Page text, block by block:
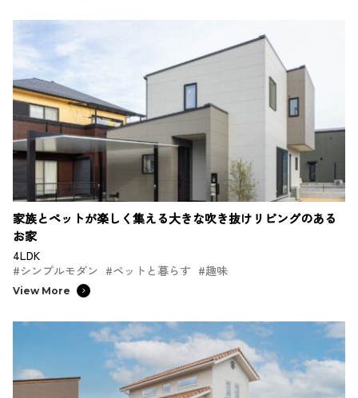
家族とペットが楽しく集える大きな吹き抜けリビングのある
お家
4LDK
#シンプルモダン #ペットと暮らす #趣味
View More